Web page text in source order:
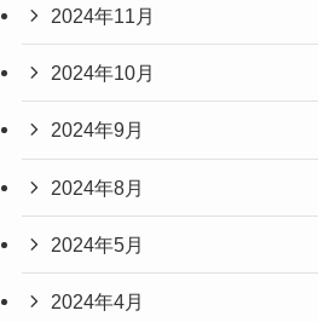
2024年11月
2024年10月
2024年9月
2024年8月
2024年5月
2024年4月